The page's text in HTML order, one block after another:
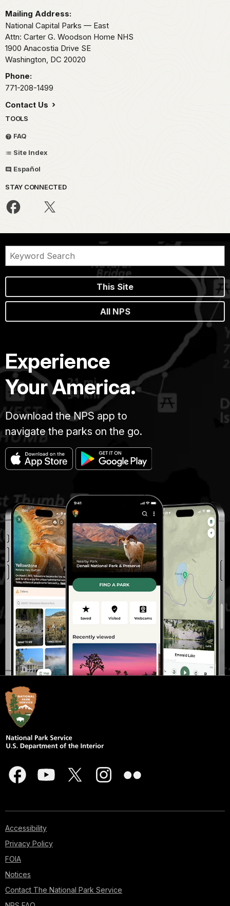
Mailing Address:
National Capital Parks — East
Attn: Carter G. Woodson Home NHS
1900 Anacostia Drive SE
Washington, DC 20020
Phone:
771-208-1499
Contact Us
TOOLS
FAQ
Site Index
Español
STAY CONNECTED
This Site
All NPS
Experience
Your America.
Download the NPS app to
navigate the parks on the go.
Accessibility
Privacy Policy
FOIA
Notices
Contact The National Park Service